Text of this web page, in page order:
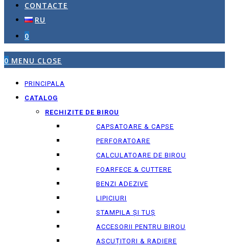
CONTACTE
RU
0
0 MENU CLOSE
PRINCIPALA
CATALOG
RECHIZITE DE BIROU
CAPSATOARE & CAPSE
PERFORATOARE
CALCULATOARE DE BIROU
FOARFECE & CUTTERE
BENZI ADEZIVE
LIPICIURI
STAMPILA ȘI TUȘ
ACCESORII PENTRU BIROU
ASCUȚITORI & RADIERE